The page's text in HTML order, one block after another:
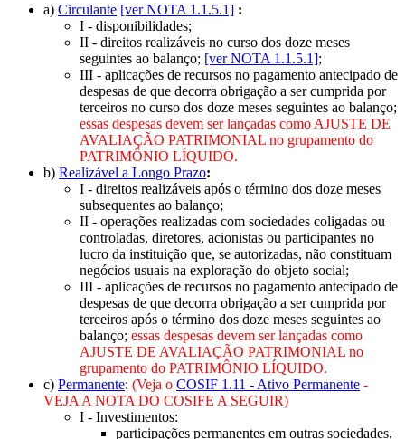
a) Circulante [ver NOTA 1.1.5.1] :
I - disponibilidades;
II - direitos realizáveis no curso dos doze meses
seguintes ao balanço; [ver NOTA 1.1.5.1];
III - aplicações de recursos no pagamento antecipado de
despesas de que decorra obrigação a ser cumprida por
terceiros no curso dos doze meses seguintes ao balanço;
essas despesas devem ser lançadas como AJUSTE DE
AVALIAÇÃO PATRIMONIAL no grupamento do
PATRIMÔNIO LÍQUIDO.
b) Realizável a Longo Prazo:
I - direitos realizáveis após o término dos doze meses
subsequentes ao balanço;
II - operações realizadas com sociedades coligadas ou
controladas, diretores, acionistas ou participantes no
lucro da instituição que, se autorizadas, não constituam
negócios usuais na exploração do objeto social;
III - aplicações de recursos no pagamento antecipado de
despesas de que decorra obrigação a ser cumprida por
terceiros após o término dos doze meses seguintes ao
balanço; essas despesas devem ser lançadas como
AJUSTE DE AVALIAÇÃO PATRIMONIAL no
grupamento do PATRIMÔNIO LÍQUIDO.
c) Permanente: (Veja o COSIF 1.11 - Ativo Permanente -
VEJA A NOTA DO COSIFE A SEGUIR)
I - Investimentos:
participações permanentes em outras sociedades,